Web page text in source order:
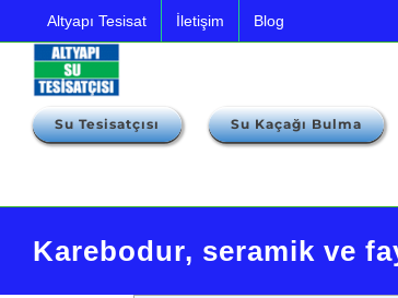
Altyapı Tesisat İletişim Blog
Su Tesisatçısı Su Kaçağı Bulma
Karebodur, seramik ve